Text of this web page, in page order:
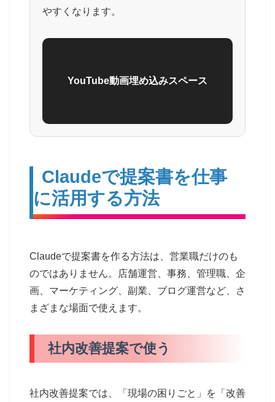
やすくなります。
YouTube動画埋め込みスペース
Claudeで提案書を仕事
に活用する方法
Claudeで提案書を作る方法は、営業職だけのも
のではありません。店舗運営、事務、管理職、企
画、マーケティング、副業、ブログ運営など、さ
まざまな場面で使えます。
社内改善提案で使う
社内改善提案では、「現場の困りごと」を「改善